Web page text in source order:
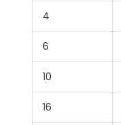
4
6
10
16